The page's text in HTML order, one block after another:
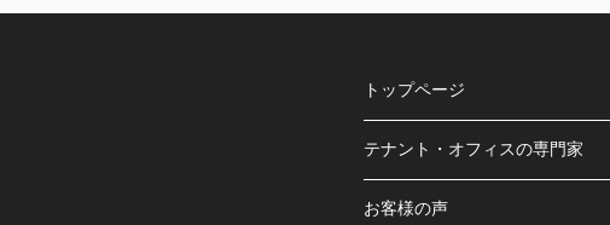
トップページ
テナント・オフィスの専門家
お客様の声